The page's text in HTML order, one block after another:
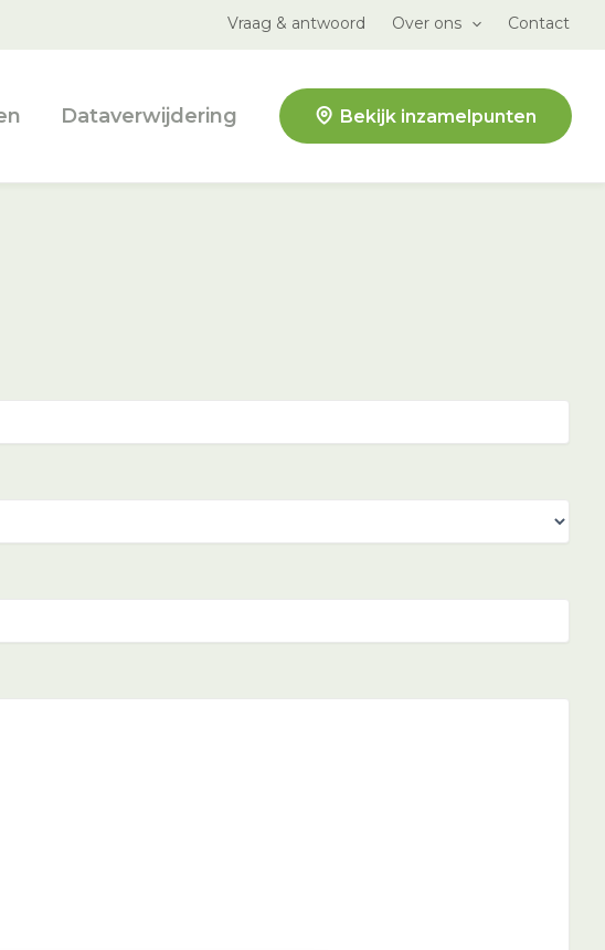
Vraag & antwoord Over ons Contact
Dataverwijdering Bekijk inzamelpunten